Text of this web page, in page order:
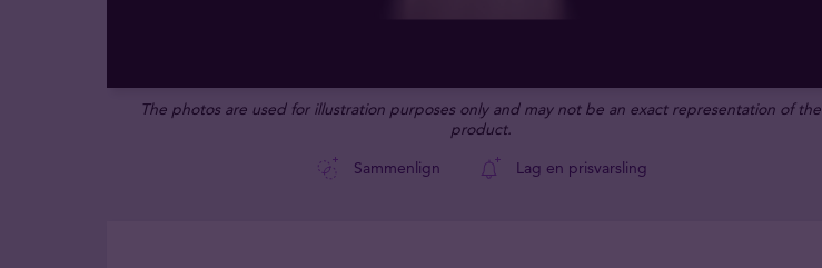
The photos are used for illustration purposes only and may not be an exact representation of the
product.
Sammenlign
Lag en prisvarsling